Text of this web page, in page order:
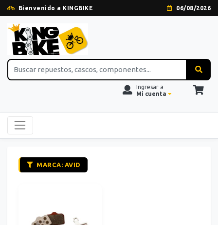
Bienvenido a KINGBIKE 06/08/2026
Ingresar a
Mi cuenta
MARCA: AVID